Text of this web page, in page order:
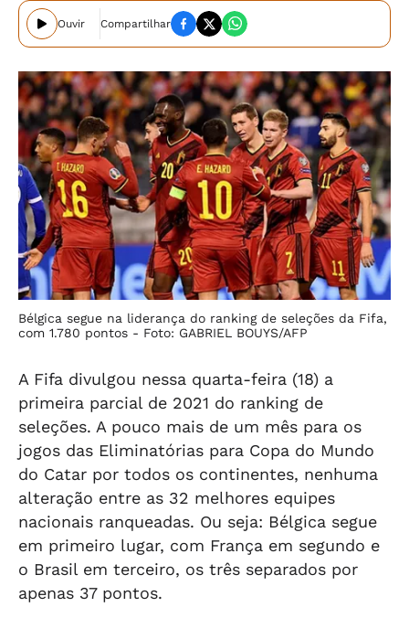
Ouvir Compartilhar
Bélgica segue na liderança do ranking de seleções da Fifa,
com 1.780 pontos - Foto: GABRIEL BOUYS/AFP
A Fifa divulgou nessa quarta-feira (18) a
primeira parcial de 2021 do ranking de
seleções. A pouco mais de um mês para os
jogos das Eliminatórias para Copa do Mundo
do Catar por todos os continentes, nenhuma
alteração entre as 32 melhores equipes
nacionais ranqueadas. Ou seja: Bélgica segue
em primeiro lugar, com França em segundo e
o Brasil em terceiro, os três separados por
apenas 37 pontos.